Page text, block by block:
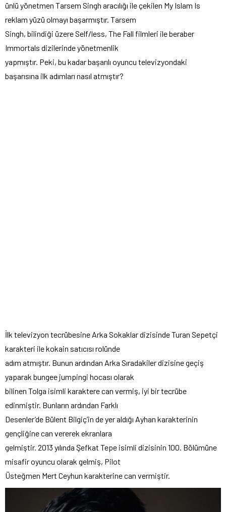
ünlü yönetmen Tarsem Singh aracılığı ile çekilen My Islam Is
reklam yüzü olmayı başarmıştır. Tarsem
Singh, bilindiği üzere Self/less, The Fall filmleri ile beraber
Immortals dizilerinde yönetmenlik
yapmıştır. Peki, bu kadar başarılı oyuncu televizyondaki
başarısına ilk adımları nasıl atmıştır?
İlk televizyon tecrübesine Arka Sokaklar dizisinde Turan Sepetçi
karakteri ile kokain satıcısı rolünde
adım atmıştır. Bunun ardından Arka Sıradakiler dizisine geçiş
yaparak bungee jumpingi hocası olarak
bilinen Tolga isimli karaktere can vermiş, iyi bir tecrübe
edinmiştir. Bunların ardından Farklı
Desenler’de Bülent Bilgiç’in de yer aldığı Ayhan karakterinin
gençliğine can vererek ekranlara
gelmiştir. 2013 yılında Şefkat Tepe isimli dizisinin 100. Bölümüne
misafir oyuncu olarak gelmiş, Pilot
Üsteğmen Mert Ceyhun karakterine can vermiştir.